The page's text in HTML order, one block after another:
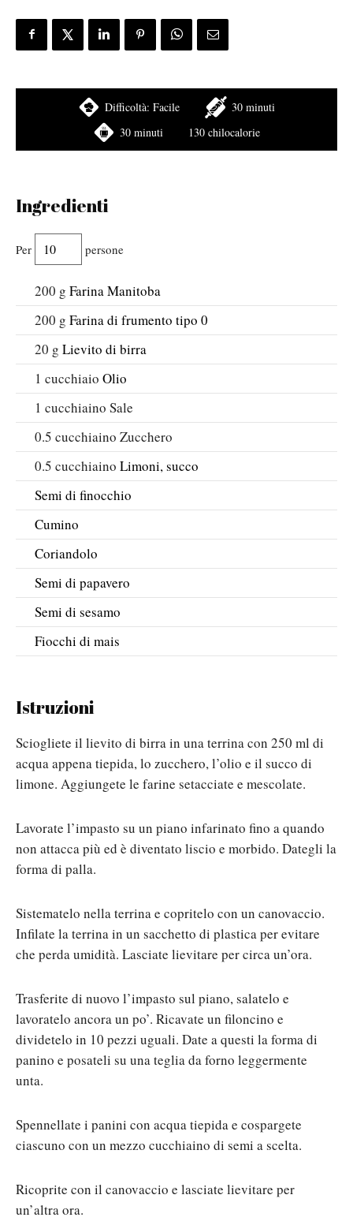
Difficoltà: Facile
30 minuti
30 minuti
130 chilocalorie
Ingredienti
Per persone
200 g Farina Manitoba
200 g Farina di frumento tipo 0
20 g Lievito di birra
1 cucchiaio Olio
1 cucchiaino Sale
0.5 cucchiaino Zucchero
0.5 cucchiaino Limoni, succo
Semi di finocchio
Cumino
Coriandolo
Semi di papavero
Semi di sesamo
Fiocchi di mais
Istruzioni
Sciogliete il lievito di birra in una terrina con 250 ml di
acqua appena tiepida, lo zucchero, l’olio e il succo di
limone. Aggiungete le farine setacciate e mescolate.
Lavorate l’impasto su un piano infarinato fino a quando
non attacca più ed è diventato liscio e morbido. Dategli la
forma di palla.
Sistematelo nella terrina e copritelo con un canovaccio.
Infilate la terrina in un sacchetto di plastica per evitare
che perda umidità. Lasciate lievitare per circa un’ora.
Trasferite di nuovo l’impasto sul piano, salatelo e
lavoratelo ancora un po’. Ricavate un filoncino e
dividetelo in 10 pezzi uguali. Date a questi la forma di
panino e posateli su una teglia da forno leggermente
unta.
Spennellate i panini con acqua tiepida e cospargete
ciascuno con un mezzo cucchiaino di semi a scelta.
Ricoprite con il canovaccio e lasciate lievitare per
un’altra ora.